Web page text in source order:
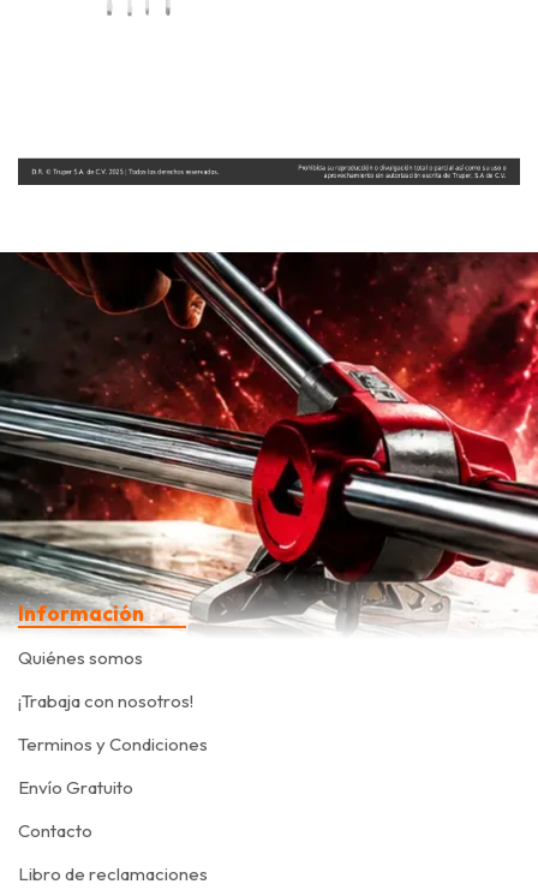
Información
Quiénes somos
¡Trabaja con nosotros!
Terminos y Condiciones
Envío Gratuito
Contacto
Libro de reclamaciones